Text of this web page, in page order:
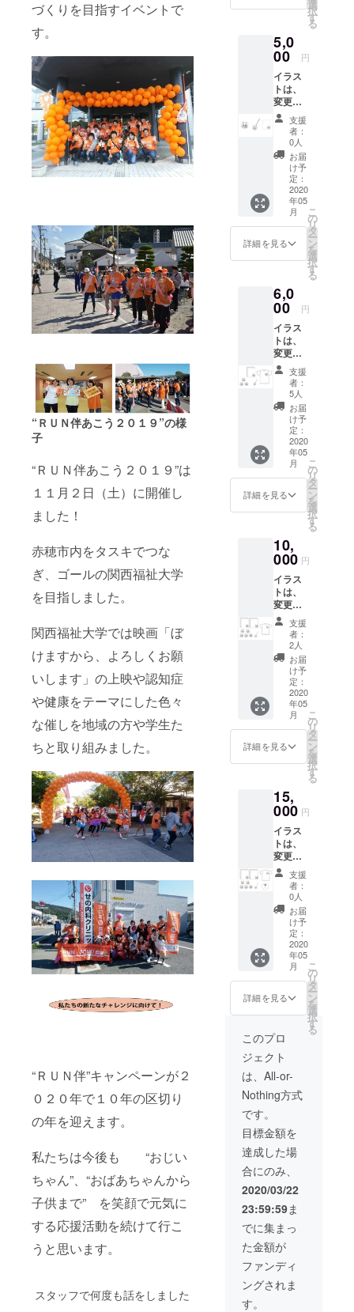
づくりを目指すイベントで
す。
“ＲＵＮ伴あこう２０１９”の様
子
“ＲＵＮ伴あこう２０１９”は
１１月２日（土）に開催し
ました！
赤穂市内をタスキでつな
ぎ、ゴールの関西福祉大学
を目指しました。
関西福祉大学では映画「ぼ
けますから、よろしくお願
いします」の上映や認知症
や健康をテーマにした色々
な催しを地域の方や学生た
ちと取り組みました。
“ＲＵＮ伴”キャンペーンが２
０２０年で１０年の区切り
の年を迎えます。
私たちは今後も “おじい
ちゃん”、“おばあちゃんから
子供まで” を笑顔で元気に
する応援活動を続けて行こ
うと思います。
スタッフで何度も話をしました
選
択
す
る
5,0
00 円
イラス
トは、
変更に
なる可
能性が
ありま
す。 イ
ラスト
は最終
カラー
に仕上
げま
す。
支援
者：
0人
お届
け予
定：
2020
年05
月
詳細を見る
こ
の
リ
タ
ー
ン
を
選
択
す
る
6,0
00 円
イラス
トは、
変更に
なる可
能性が
ありま
す。 イ
ラスト
は最終
カラー
に仕上
げま
す。 T
シャツ
のサイ
ズS,M,L
望サイ
ズを備
考欄に
ご記入
下さ
い。
支援
者：
5人
お届
け予
定：
2020
年05
月
詳細を見る
こ
の
リ
タ
ー
ン
を
選
択
す
る
10,
000 円
イラス
トは、
変更に
なる可
能性が
ありま
す。 イ
ラスト
は最終
カラー
に仕上
げま
す。 T
シャツ
のサイ
ズS,M,L
望サイ
ズを備
考欄に
ご記入
下さ
い。
支援
者：
2人
お届
け予
定：
2020
年05
月
詳細を見る
こ
の
リ
タ
ー
ン
を
選
択
す
る
15,
000 円
イラス
トは、
変更に
なる可
能性が
ありま
す。 イ
ラスト
は最終
カラー
に仕上
げま
す。 T
シャツ
のサイ
ズS,M,L
から希
望サイ
ズを備
考欄に
ご記入
下さ
はイベ
ント
等、支
援者様
の意向
に即し
てご使
用頂け
ます
（使用
権は支
援者様
に帰属
支援
者：
0人
お届
け予
定：
2020
年05
月
詳細を見る
こ
の
リ
タ
ー
ン
を
選
択
す
る
このプロ
ジェクト
は、All-or-
Nothing方式
です。
目標金額を
達成した場
合にのみ、
2020/03/22
23:59:59ま
でに集まっ
た金額が
ファンディ
ングされま
す。